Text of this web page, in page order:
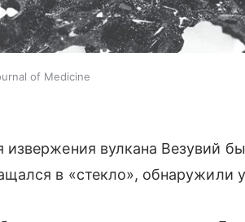
of Medicine
извержения вулкана Везувий
в «стекло», обнаружили